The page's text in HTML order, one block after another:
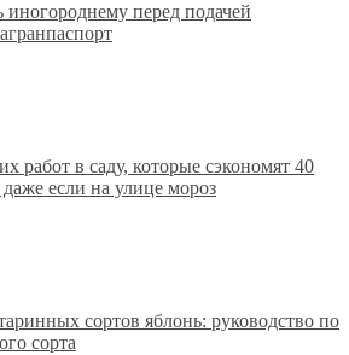
иногороднему перед подачей
работ в саду, которые сэкономят 40
если на улице мороз
сортов яблонь: руководство по
сорта